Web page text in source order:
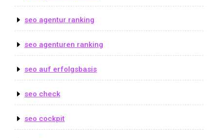
seo agentur ranking
seo agenturen ranking
seo auf erfolgsbasis
seo check
seo cockpit